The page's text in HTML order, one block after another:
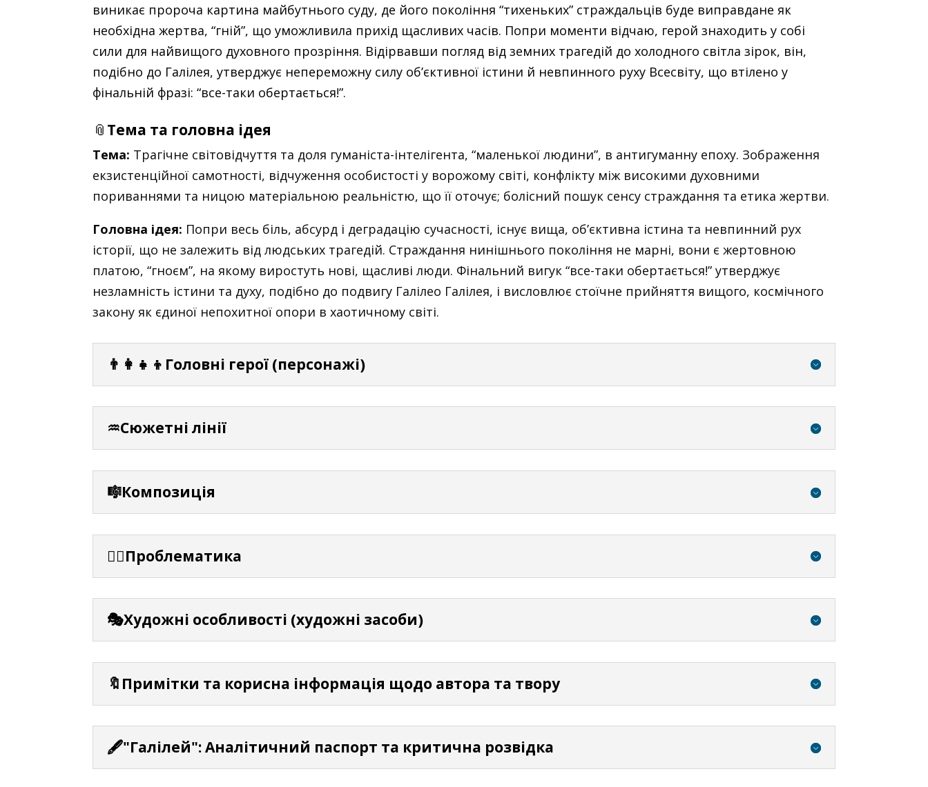
виникає пророча картина майбутнього суду, де його покоління “тихеньких” страждальців буде виправдане як
необхідна жертва, “гній”, що уможливила прихід щасливих часів. Попри моменти відчаю, герой знаходить у собі
сили для найвищого духовного прозріння. Відірвавши погляд від земних трагедій до холодного світла зірок, він,
подібно до Галілея, утверджує непереможну силу об’єктивної істини й невпинного руху Всесвіту, що втілено у
фінальній фразі: “все-таки обертається!”.
📎 Тема та головна ідея
Тема: Трагічне світовідчуття та доля гуманіста-інтелігента, “маленької людини”, в антигуманну епоху. Зображення
екзистенційної самотності, відчуження особистості у ворожому світі, конфлікту між високими духовними
пориваннями та ницою матеріальною реальністю, що її оточує; болісний пошук сенсу страждання та етика жертви.
Головна ідея: Попри весь біль, абсурд і деградацію сучасності, існує вища, об’єктивна істина та невпинний рух
історії, що не залежить від людських трагедій. Страждання нинішнього покоління не марні, вони є жертовною
платою, “гноєм”, на якому виростуть нові, щасливі люди. Фінальний вигук “все-таки обертається!” утверджує
незламність істини та духу, подібно до подвигу Галілео Галілея, і висловлює стоїчне прийняття вищого, космічного
закону як єдиної непохитної опори в хаотичному світі.
👨‍👩‍👧‍👦Головні герої (персонажі)
♒Сюжетні лінії
🎼Композиція
⛓️‍💥Проблематика
🎭Художні особливості (художні засоби)
🔖Примітки та корисна інформація щодо автора та твору
🖋️"Галілей": Аналітичний паспорт та критична розвідка